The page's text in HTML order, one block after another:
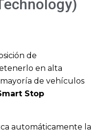
de
en alta
de vehículos
Stop
automáticamente la